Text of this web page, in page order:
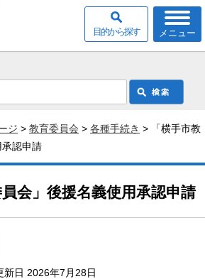
メニュー
目的から探す
ジ > 教育委員会 > 各種手続き > 「横手市教
認申請
員会」後援名義使用承認申請
日 2026年7月28日